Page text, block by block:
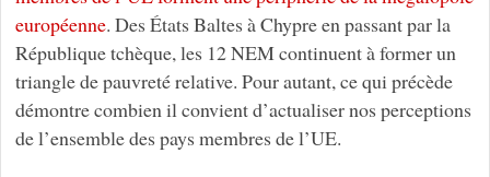
européenne. Des États Baltes à Chypre en passant par la
République tchèque, les 12 NEM continuent à former un
triangle de pauvreté relative. Pour autant, ce qui précède
démontre combien il convient d’actualiser nos perceptions
de l’ensemble des pays membres de l’UE.